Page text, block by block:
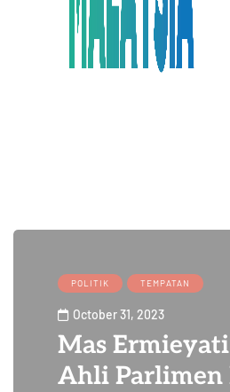
POLITIK TEMPATAN
October 31, 2023
Mas
Ahli Parlimen